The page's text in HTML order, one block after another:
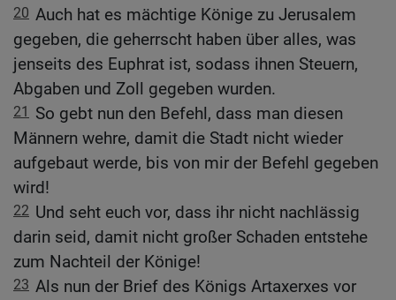
20 Auch hat es mächtige Könige zu Jerusalem
gegeben, die geherrscht haben über alles, was
jenseits des Euphrat ist, sodass ihnen Steuern,
Abgaben und Zoll gegeben wurden.
21
So gebt nun den Befehl, dass man diesen
Männern wehre, damit die Stadt nicht wieder
aufgebaut werde, bis von mir der Befehl gegeben
wird!
22 Und seht euch vor, dass ihr nicht nachlässig
darin seid, damit nicht großer Schaden entstehe
zum Nachteil der Könige!
23 Als nun der Brief des Königs Artaxerxes vor